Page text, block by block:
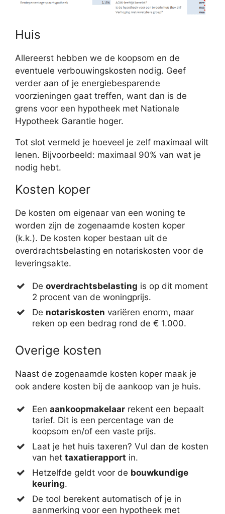
Huis
Allereerst hebben we de koopsom en de
eventuele verbouwingskosten nodig. Geef
verder aan of je energiebesparende
voorzieningen gaat treffen, want dan is de
grens voor een hypotheek met Nationale
Hypotheek Garantie hoger.
Tot slot vermeld je hoeveel je zelf maximaal wilt
lenen. Bijvoorbeeld: maximaal 90% van wat je
nodig hebt.
Kosten koper
De kosten om eigenaar van een woning te
worden zijn de zogenaamde kosten koper
(k.k.). De kosten koper bestaan uit de
overdrachtsbelasting en notariskosten voor de
leveringsakte.
De overdrachtsbelasting is op dit moment
2 procent van de woningprijs.
De notariskosten variëren enorm, maar
reken op een bedrag rond de € 1.000.
Overige kosten
Naast de zogenaamde kosten koper maak je
ook andere kosten bij de aankoop van je huis.
Een aankoopmakelaar rekent een bepaalt
tarief. Dit is een percentage van de
koopsom en/of een vaste prijs.
Laat je het huis taxeren? Vul dan de kosten
van het taxatierapport in.
Hetzelfde geldt voor de bouwkundige
keuring.
De tool berekent automatisch of je in
aanmerking voor een hypotheek met